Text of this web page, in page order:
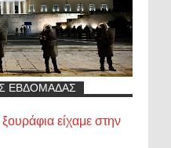
ΕΒΔΟΜΑΔΑΣ
είχαμε στην